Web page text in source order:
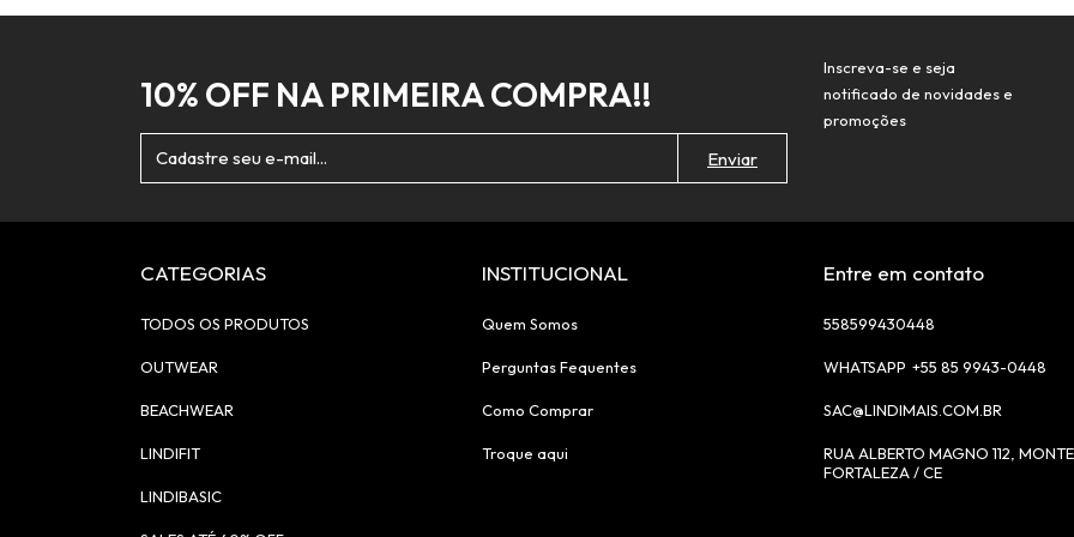
10% OFF NA PRIMEIRA COMPRA!!
Inscreva-se e seja
notificado de novidades e
promoções
CATEGORIAS
TODOS OS PRODUTOS
OUTWEAR
BEACHWEAR
LINDIFIT
LINDIBASIC
INSTITUCIONAL
Quem Somos
Perguntas Fequentes
Como Comprar
Troque aqui
Entre em contato
558599430448
+55 85 9943-0448
SAC@LINDIMAIS.COM.BR
RUA ALBERTO MAGNO 112,
FORTALEZA / CE